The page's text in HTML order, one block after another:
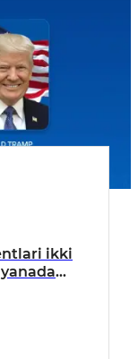
ikki